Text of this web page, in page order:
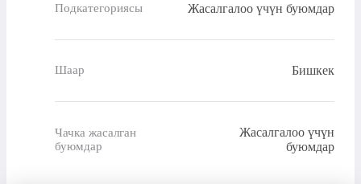
Подкатегориясы Жасалгалоо үчүн буюмдар
Шаар Бишкек
Чачка жасалган
буюмдар
Жасалгалоо үчүн
буюмдар